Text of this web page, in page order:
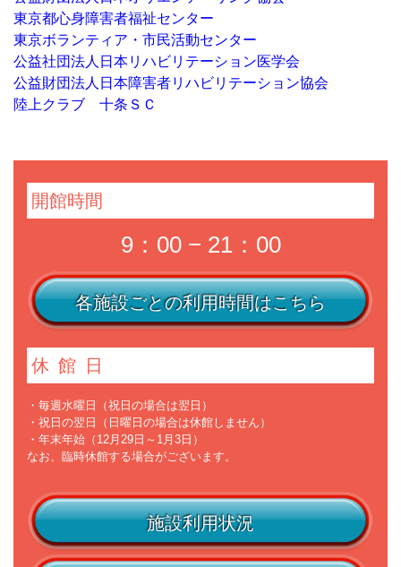
東京都心身障害者福祉センター
東京ボランティア・市民活動センター
公益社団法人日本リハビリテーション医学会
公益財団法人日本障害者リハビリテーション協会
陸上クラブ 十条ＳＣ
開館時間
9：00 − 21：00
各施設ごとの利用時間はこちら
休館日
・毎週水曜日（祝日の場合は翌日）
・祝日の翌日（日曜日の場合は休館しません）
・年末年始（12月29日～1月3日）
なお、臨時休館する場合がございます。
施設利用状況